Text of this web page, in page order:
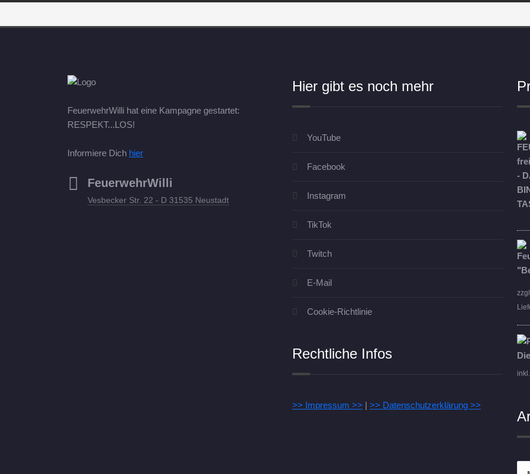
FeuerwehrWilli hat eine Kampagne gestartet:
RESPEKT...LOS!
Informiere Dich hier
FeuerwehrWilli
Vesbecker Str. 22 - D 31535 Neustadt
Hier gibt es noch mehr
YouTube
Facebook
Instagram
TikTok
Twitch
E-Mail
Cookie-Richtlinie
Rechtliche Infos
>> Impressum >> | >> Datenschutzerklärung >>